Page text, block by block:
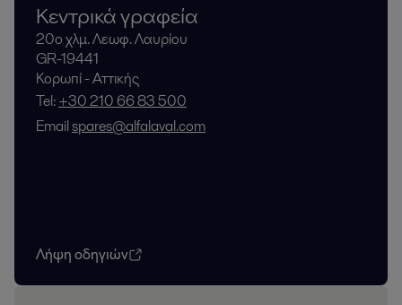
Κεντρικά γραφεία
20ο χλμ. Λεωφ. Λαυρίου
GR-19441
Κορωπί - Αττικής
Tel:+30 210 66 83 500
Emailspares@alfalaval.com
Λήψη οδηγιών